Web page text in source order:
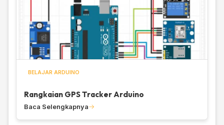
BELAJAR ARDUINO
Rangkaian GPS Tracker Arduino
Baca Selengkapnya